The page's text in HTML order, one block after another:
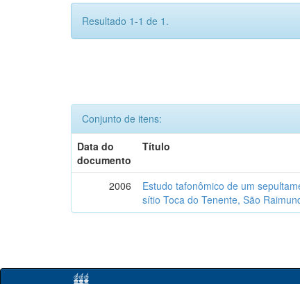
Resultado 1-1 de 1.
Conjunto de itens:
Data do
documento
Título
2006
Estudo tafonômico de um
sítio Toca do Tenente, São